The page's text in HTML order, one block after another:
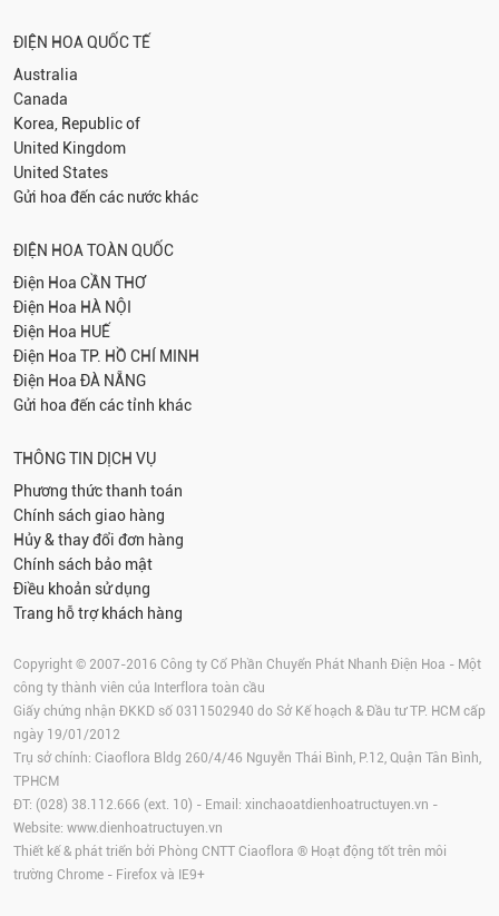
ĐIỆN HOA QUỐC TẾ
Australia
Canada
Korea, Republic of
United Kingdom
United States
Gửi hoa đến các nước khác
ĐIỆN HOA TOÀN QUỐC
Điện Hoa CẦN THƠ
Điện Hoa HÀ NỘI
Điện Hoa HUẾ
Điện Hoa TP. HỒ CHÍ MINH
Điện Hoa ĐÀ NẴNG
Gửi hoa đến các tỉnh khác
THÔNG TIN DỊCH VỤ
Phương thức thanh toán
Chính sách giao hàng
Hủy & thay đổi đơn hàng
Chính sách bảo mật
Điều khoản sử dụng
Trang hỗ trợ khách hàng
Copyright © 2007-2016 Công ty Cổ Phần Chuyển Phát Nhanh Điện Hoa - Một
công ty thành viên của Interflora toàn cầu
Giấy chứng nhận ĐKKD số 0311502940 do Sở Kế hoạch & Đầu tư TP. HCM cấp
ngày 19/01/2012
Trụ sở chính: Ciaoflora Bldg 260/4/46 Nguyễn Thái Bình, P.12, Quận Tân Bình,
TPHCM
ĐT: (028) 38.112.666 (ext. 10) - Email: xinchaoatdienhoatructuyen.vn -
Website: www.dienhoatructuyen.vn
Thiết kế & phát triển bởi Phòng CNTT Ciaoflora ® Hoạt động tốt trên môi
trường Chrome - Firefox và IE9+